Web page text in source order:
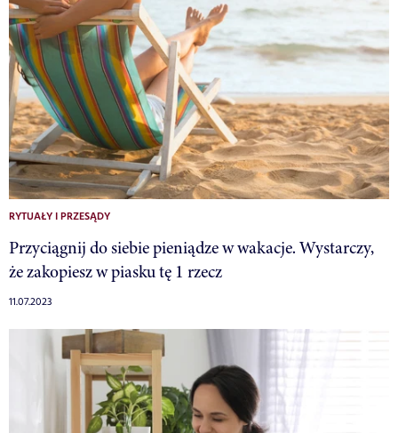
RYTUAŁY I PRZESĄDY
Przyciągnij do siebie pieniądze w wakacje. Wystarczy,
że zakopiesz w piasku tę 1 rzecz
11.07.2023